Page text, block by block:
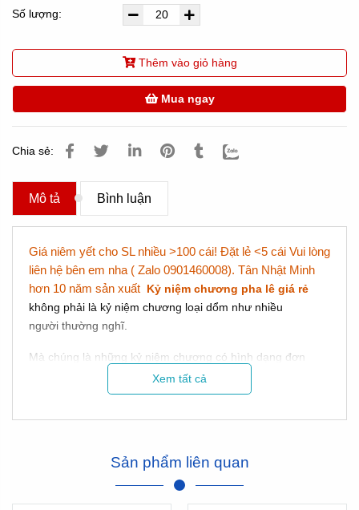
Số lượng:
Thêm vào giỏ hàng
Mua ngay
Chia sẻ:
Mô tả Bình luận
Giá niêm yết cho SL nhiều >100 cái! Đặt lẻ <5 cái Vui lòng
liên hệ bên em nha ( Zalo 0901460008). Tân Nhật Minh
hơn 10 năm sản xuất Kỷ niệm chương pha lê giá rẻ
không phải là kỷ niệm chương loại dổm như nhiều
người thường nghĩ.
Mà chúng là những kỷ niệm chương có hình dạng đơn
giản, chứ không phải là chất liệu dổm.
Xem tất cả
Sản phẩm liên quan